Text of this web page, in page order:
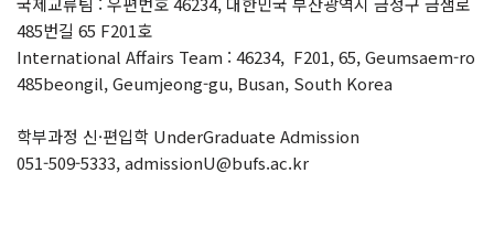
485번길 65 F201호
International Affairs Team : 46234, F201, 65, Geumsaem-ro
485beongil, Geumjeong-gu, Busan, South Korea
학부과정 신·편입학 UnderGraduate Admission
051-509-5333, admissionU@bufs.ac.kr